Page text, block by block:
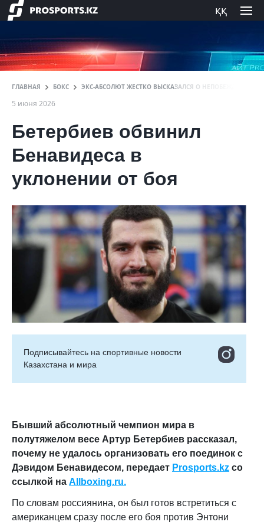
ққ
ГЛАВНАЯ БОКС ЭКС-АБСОЛЮТ ЖЕСТКО ВЫСКАЗАЛСЯ О НЕПОБЕЖДЕННОМ
5 июня 2026
Бетербиев обвинил
Бенавидеса в
уклонении от боя
Подписывайтесь на cпортивные новости
Казахстана и мира
Бывший абсолютный чемпион мира в
полутяжелом весе Артур Бетербиев рассказал,
почему не удалось организовать его поединок с
Дэвидом Бенавидесом, передает Prosports.kz со
ссылкой на Allboxing.ru.
По словам россиянина, он был готов встретиться с
американцем сразу после его боя против Энтони